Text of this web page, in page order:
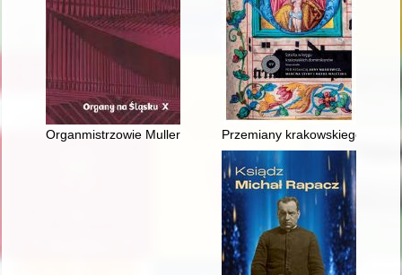
Organmistrzowie Muller i Hoffmann a organy parafii Kopice
Przemiany krakowskiego